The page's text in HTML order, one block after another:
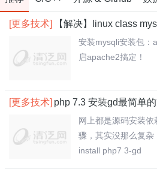
[更多技术] 【解决】linux class
安装mysqli安装包：
启apache2搞定！
[更多技术] php 7.3 安装gd最简单
网上都是源码安装
骤，其实没那么复
install php7 3-gd